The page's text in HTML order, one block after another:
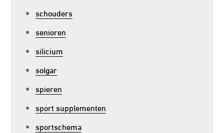
schouders
senioren
silicium
solgar
spieren
sport supplementen
sportschema